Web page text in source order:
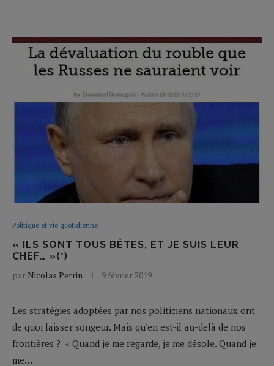
Politique et vie quotidienne
« ILS SONT TOUS BÊTES, ET JE SUIS LEUR
CHEF… »(*)
par Nicolas Perrin 9 février 2019
Les stratégies adoptées par nos politiciens nationaux ont
de quoi laisser songeur. Mais qu’en est-il au-delà de nos
frontières ? « Quand je me regarde, je me désole. Quand je
me…